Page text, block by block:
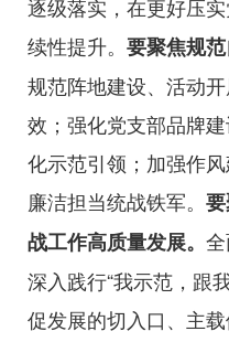
逐级落实，在更好压
续性提升。 要聚焦规
规范阵地建设、活动
效；强化党支部品牌
化示范引领；加强作
廉洁担当统战铁军。
战工作高质量发展。
深入践行“我示范，跟
促发展的切入口、主载